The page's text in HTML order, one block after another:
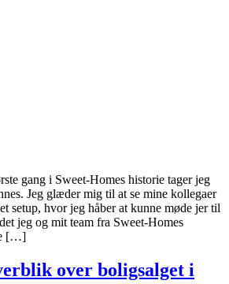
gang i Sweet-Homes historie tager jeg
Jeg glæder mig til at se mine kollegaer
setup, hvor jeg håber at kunne møde jer til
jeg og mit team fra Sweet-Homes
[…]
over boligsalget i